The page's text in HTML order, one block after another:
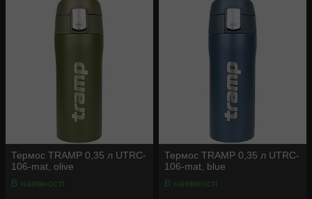
Термос TRAMP 0,35 л UTRC-
106-mat, olive
В наявності
Термос TRAMP 0,35 л UTRC-
106-mat, blue
В наявності